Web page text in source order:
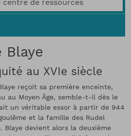
Blaye
au XVIe siècle
reçoit sa première enceinte,
au Moyen Âge, semble-t-il dès le
un véritable essor à partir de 944
et la famille des Rudel
Blaye devient alors la deuxième